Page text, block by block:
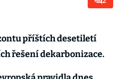
příštích desetiletí
řešení dekarbonizace.